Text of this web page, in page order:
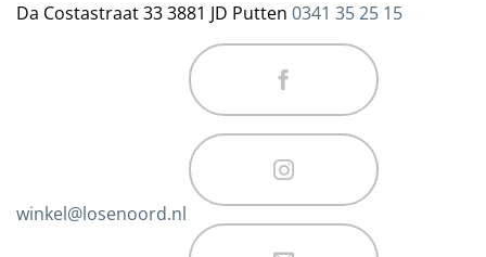
Da Costastraat 33 3881 JD Putten 0341 35 25 15
winkel@losenoord.nl